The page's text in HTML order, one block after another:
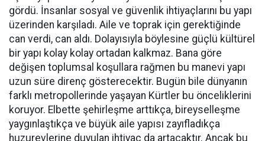
gördü. İnsanlar sosyal ve güvenlik ihtiyaçlarını bu yapı
üzerinden karşıladı. Aile ve toprak için gerektiğinde
can verdi, can aldı. Dolayısıyla böylesine güçlü kültürel
bir yapı kolay kolay ortadan kalkmaz. Bana göre
değişen toplumsal koşullara rağmen bu manevi yapı
uzun süre direnç gösterecektir. Bugün bile dünyanın
farklı metropollerinde yaşayan Kürtler bu önceliklerini
koruyor. Elbette şehirleşme arttıkça, bireyselleşme
yaygınlaştıkça ve büyük aile yapısı zayıfladıkça
huzurevlerine duyulan ihtiyaç da artacaktır. Ancak bu